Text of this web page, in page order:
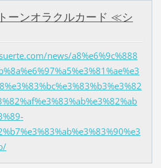
ーンオラクルカード ≪シ
news/a8%e6%9c%888